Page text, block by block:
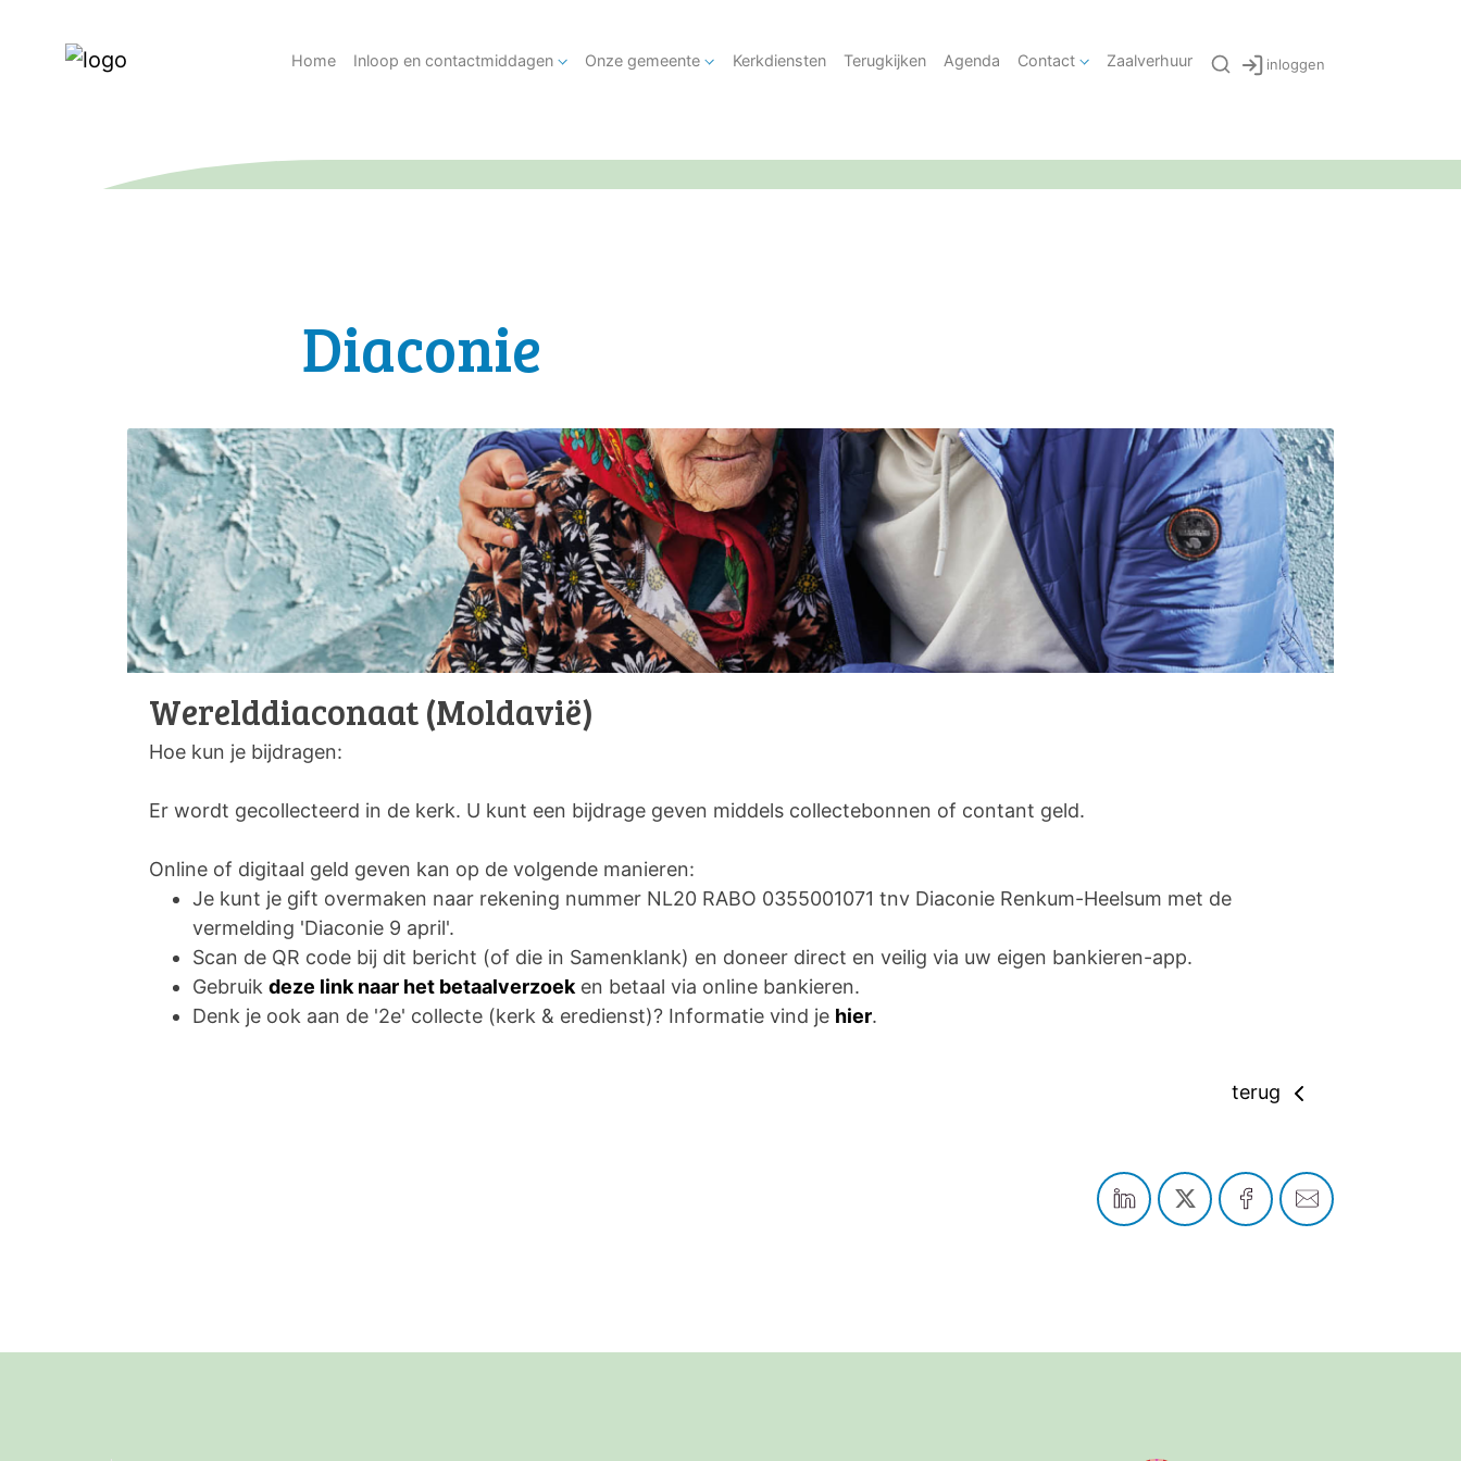
Home Inloop en contactmiddagen Onze gemeente Kerkdiensten Terugkijken Agenda Contact Zaalverhuur inloggen
Diaconie
Werelddiaconaat (Moldavië)
Hoe kun je bijdragen:
Er wordt gecollecteerd in de kerk. U kunt een bijdrage geven middels collectebonnen of contant geld.
Online of digitaal geld geven kan op de volgende manieren:
Je kunt je gift overmaken naar rekening nummer NL20 RABO 0355001071 tnv Diaconie Renkum-Heelsum met de
vermelding 'Diaconie 9 april'.
Scan de QR code bij dit bericht (of die in Samenklank) en doneer direct en veilig via uw eigen bankieren-app.
Gebruik deze link naar het betaalverzoek en betaal via online bankieren.
Denk je ook aan de '2e' collecte (kerk & eredienst)? Informatie vind je hier.
terug